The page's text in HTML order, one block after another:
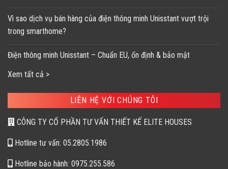
Vì sao dịch vụ bán hàng của điện thông minh Unisstant vượt trội
trong smarthome?
Điện thông minh Unisstant – Chuẩn EU, ổn định & bảo mật
Xem tất cả >
LIÊN HỆ VỚI CHÚNG TÔI
CÔNG TY CỔ PHẦN TƯ VẤN THIẾT KẾ ELITE HOUSES
Hotline tư vấn: 05.2805.1986
Hotline bảo hành: 0975.255.586